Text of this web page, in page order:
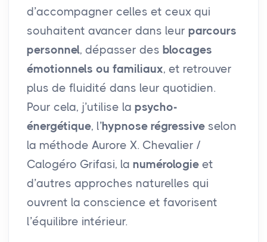
d’accompagner celles et ceux qui
souhaitent avancer dans leur parcours
personnel, dépasser des blocages
émotionnels ou familiaux, et retrouver
plus de fluidité dans leur quotidien.
Pour cela, j’utilise la psycho-
énergétique, l’hypnose régressive selon
la méthode Aurore X. Chevalier /
Calogéro Grifasi, la numérologie et
d’autres approches naturelles qui
ouvrent la conscience et favorisent
l’équilibre intérieur.